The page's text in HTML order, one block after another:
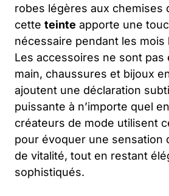
robes légères aux chemises
cette teinte apporte une
nécessaire pendant les mois
Les accessoires ne sont pas
main, chaussures et bijoux
ajoutent une déclaration
puissante à n’importe quel
créateurs de mode utilisent
pour évoquer une sensation
de vitalité, tout en restant
sophistiqués.